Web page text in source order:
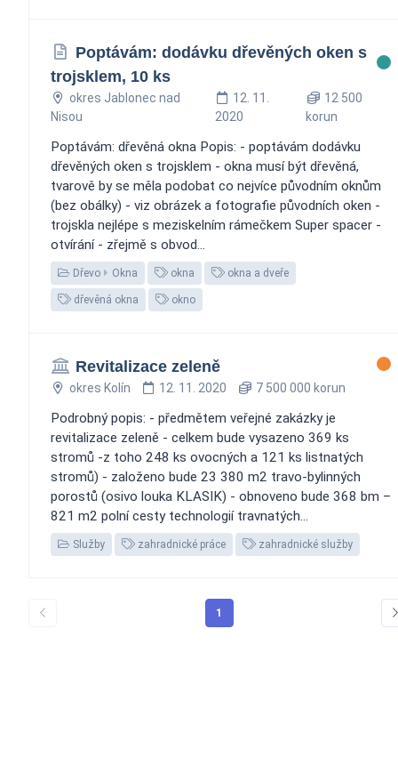
Poptávám: dodávku dřevěných oken s
trojsklem, 10 ks
okres Jablonec nad
Nisou
12. 11.
2020
12 500
korun
Poptávám: dřevěná okna Popis: - poptávám dodávku
dřevěných oken s trojsklem - okna musí být dřevěná,
tvarově by se měla podobat co nejvíce původním oknům
(bez obálky) - viz obrázek a fotografie původních oken -
trojskla nejlépe s meziskelním rámečkem Super spacer -
otvírání - zřejmě s obvod...
Dřevo Okna okna okna a dveře
dřevěná okna okno
Revitalizace zeleně
okres Kolín 12. 11. 2020 7 500 000 korun
Podrobný popis: - předmětem veřejné zakázky je
revitalizace zeleně - celkem bude vysazeno 369 ks
stromů -z toho 248 ks ovocných a 121 ks listnatých
stromů) - založeno bude 23 380 m2 travo-bylinných
porostů (osivo louka KLASIK) - obnoveno bude 368 bm –
821 m2 polní cesty technologií travnatých...
Služby zahradnické práce zahradnické služby
1